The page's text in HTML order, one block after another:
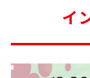
イ